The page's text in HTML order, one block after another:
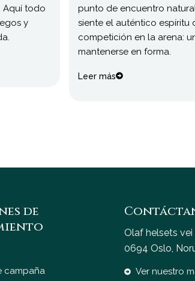
Aquí todo
y
punto de encuentro
siente el auténtico espíritu
competición en la arena:
mantenerse en forma.
Leer más
de
campaña
Olaf helsets vei
0694 Oslo,
Ver nuestro